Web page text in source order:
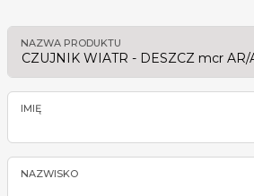
NAZWA PRODUKTU
IMIĘ
NAZWISKO